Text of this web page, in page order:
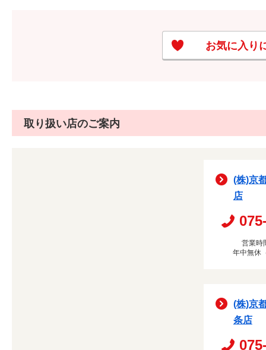
お気に入り
取り扱い店のご案内
(株)京
店
営業時
年中無休
(株)京
条店